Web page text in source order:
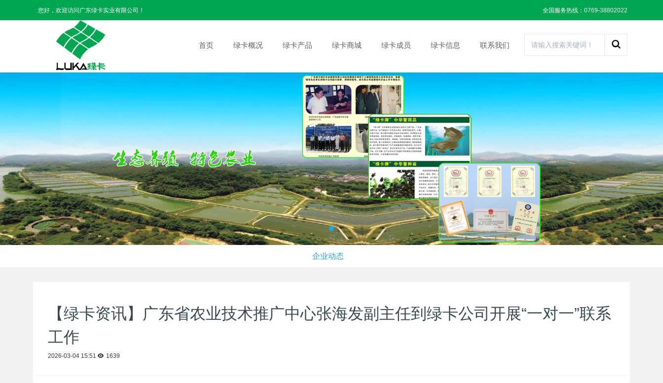
您好，欢迎访问广东绿卡实业有限公司！ 全国服务热线：0769-38802022
首页 绿卡概况 绿卡产品 绿卡商城 绿卡成员 绿卡信息 联系我们
企业动态
【绿卡资讯】广东省农业技术推广中心张海发副主任到绿卡公司开展“一对一”联系
工作
2026-03-04 15:51 1639